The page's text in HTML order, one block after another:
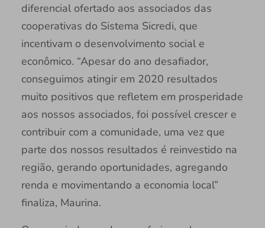
diferencial ofertado aos associados das
cooperativas do Sistema Sicredi, que
incentivam o desenvolvimento social e
econômico. “Apesar do ano desafiador,
conseguimos atingir em 2020 resultados
muito positivos que refletem em prosperidade
aos nossos associados, foi possível crescer e
contribuir com a comunidade, uma vez que
parte dos nossos resultados é reinvestido na
região, gerando oportunidades, agregando
renda e movimentando a economia local”
finaliza, Maurina.